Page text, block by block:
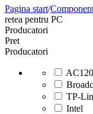
Pagina start/
retea pentru PC
Producatori
Pret
Producatori
TP-
Intel